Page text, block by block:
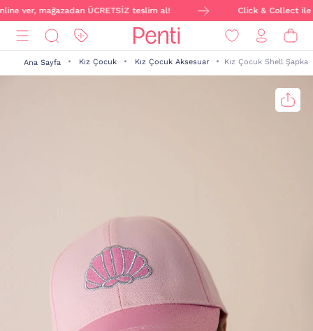
ver, mağazadan ÜCRETSİZ teslim al! Click & Collect ile
Ana Sayfa Kız Çocuk Kız Çocuk Aksesuar Kız Çocuk Shell Şapka